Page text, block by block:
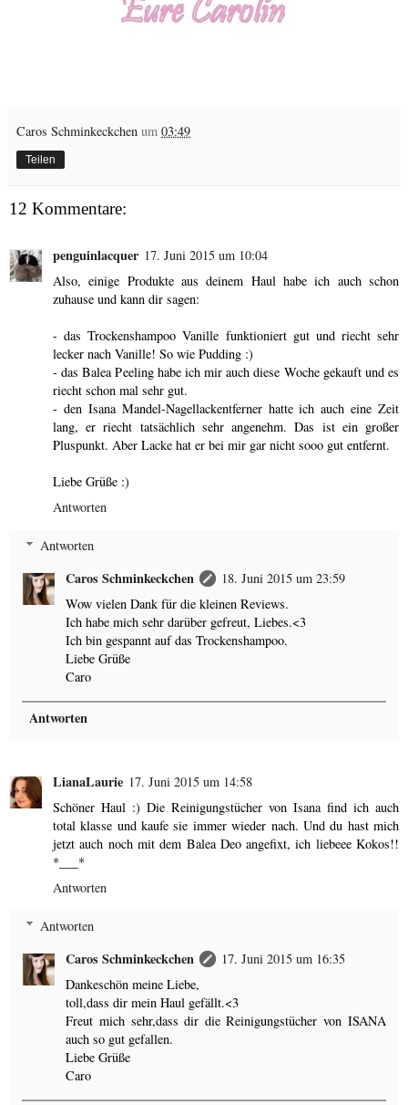
Caros Schminkeckchen um 03:49
Teilen
12 Kommentare:
penguinlacquer 17. Juni 2015 um 10:04
Also, einige Produkte aus deinem Haul habe ich auch schon
zuhause und kann dir sagen:
- das Trockenshampoo Vanille funktioniert gut und riecht sehr
lecker nach Vanille! So wie Pudding :)
- das Balea Peeling habe ich mir auch diese Woche gekauft und es
riecht schon mal sehr gut.
- den Isana Mandel-Nagellackentferner hatte ich auch eine Zeit
lang, er riecht tatsächlich sehr angenehm. Das ist ein großer
Pluspunkt. Aber Lacke hat er bei mir gar nicht sooo gut entfernt.
Liebe Grüße :)
Antworten
Antworten
Caros Schminkeckchen
18. Juni 2015 um 23:59
Wow vielen Dank für die kleinen Reviews.
Ich habe mich sehr darüber gefreut, Liebes.<3
Ich bin gespannt auf das Trockenshampoo.
Liebe Grüße
Caro
Antworten
LianaLaurie 17. Juni 2015 um 14:58
Schöner Haul :) Die Reinigungstücher von Isana find ich auch
total klasse und kaufe sie immer wieder nach. Und du hast mich
jetzt auch noch mit dem Balea Deo angefixt, ich liebeee Kokos!!
*___*
Antworten
Antworten
Caros Schminkeckchen
17. Juni 2015 um 16:35
Dankeschön meine Liebe,
toll,dass dir mein Haul gefällt.<3
Freut mich sehr,dass dir die Reinigungstücher von ISANA
auch so gut gefallen.
Liebe Grüße
Caro